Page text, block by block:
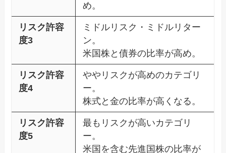
め。
リスク許容
度3
ミドルリスク・ミドルリター
ン。
米国株と債券の比率が高め。
リスク許容
度4
ややリスクが高めのカテゴリ
ー。
株式と金の比率が高くなる。
リスク許容
度5
最もリスクが高いカテゴリ
ー。
米国を含む先進国株の比率が